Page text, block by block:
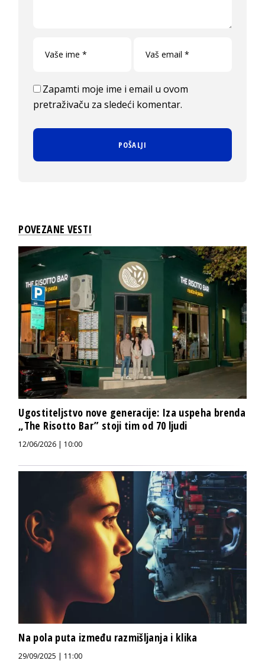
Zapamti moje ime i email u ovom
pretraživaču za sledeći komentar.
POVEZANE VESTI
Ugostiteljstvo nove generacije: Iza uspeha brenda
„The Risotto Bar” stoji tim od 70 ljudi
12/06/2026 | 10:00
Na pola puta između razmišljanja i klika
29/09/2025 | 11:00